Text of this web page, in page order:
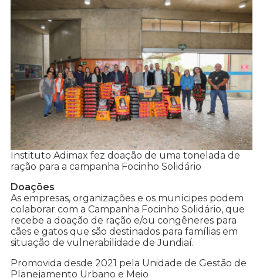
Instituto Adimax fez doação de uma tonelada de
ração para a campanha Focinho Solidário
Doações
As empresas, organizações e os munícipes podem
colaborar com a Campanha Focinho Solidário, que
recebe a doação de ração e/ou congêneres para
cães e gatos que são destinados para famílias em
situação de vulnerabilidade de Jundiaí.
Promovida desde 2021 pela Unidade de Gestão de
Planejamento Urbano e Meio